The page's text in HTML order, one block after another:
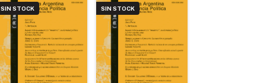
SIN STOCK SIN STOCK